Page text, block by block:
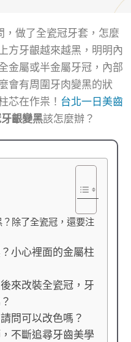
，做了全瓷冠牙套，怎麼
方牙齦越來越黑，明明內
金屬或半金屬牙冠，內部
會有周圍牙肉變黑的狀
芯在作祟！ 台北一日美齒
齦變黑該怎麼辦？
除了全瓷冠，還要注
小心裡面的金屬柱
來改裝全瓷冠，牙
問可以改色嗎？
不斷追尋牙齒美學